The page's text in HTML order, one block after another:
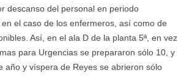
descanso del personal en periodo
el caso de los enfermeros, así como de
Así, en el ala D de la planta 5ª, en vez
para Urgencias se prepararon sólo 10, y
año y víspera de Reyes se abrieron sólo